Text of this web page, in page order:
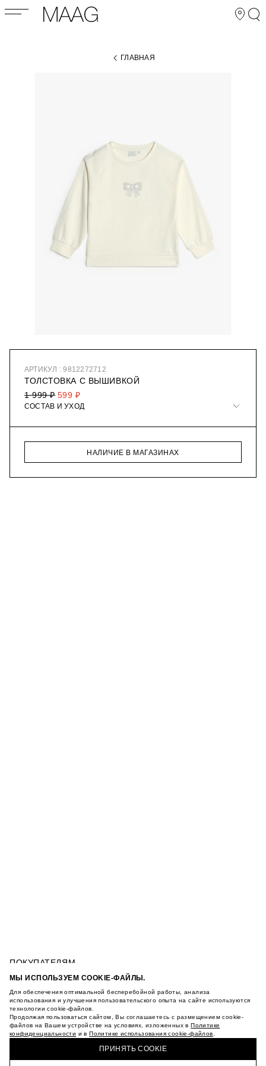
ГЛАВНАЯ
АРТИКУЛ : 9812272712
ТОЛСТОВКА С ВЫШИВКОЙ
599 ₽
1 999 ₽
СОСТАВ И УХОД
НАЛИЧИЕ В МАГАЗИНАХ
МЫ ИСПОЛЬЗУЕМ COOKIE-ФАЙЛЫ.
Для обеспечения оптимальной бесперебойной работы, анализа
использования и улучшения пользовательского опыта на сайте используются
технологии cookie-файлов.
Продолжая пользоваться сайтом, Вы соглашаетесь с размещением cookie-
файлов на Вашем устройстве на условиях, изложенных вПолитике
конфиденциальности и вПолитике использования cookie-файлов
ПРИНЯТЬ COOKIE
ПОКУПАТЕЛЯМ
УСЛОВИЯ ИСПОЛЬЗОВАНИЯ ПОДАРОЧНЫХ
ПОЛИТИКА КОНФИДЕНЦИАЛЬНОСТИ
ПОЛИТИКА COOKIE
УСЛОВИЯ ПОКУПКИ
О НАС
ТОЛСТОВКА С ВЫШИВКОЙ
КУПИТЬ + ПОЛУЧИТЬ В МАГАЗИНЕ MAAG